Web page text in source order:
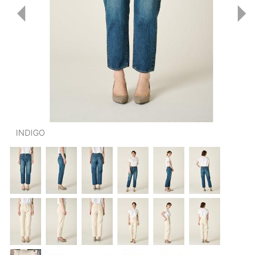
KNIT : ニット
SHIRT : シャツ
OUTERS : アウター
PANTS/SKIRT : パンツ・スカート
TOPS : トップス
OUTERS : アウター
OUTLET : アウトレット
MENS : メンズ
LADIES : レディース
INDIGO